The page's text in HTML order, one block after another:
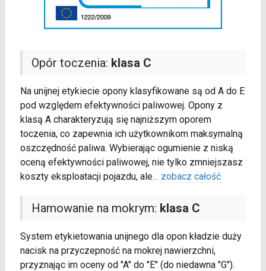
Opór toczenia: klasa C
Na unijnej etykiecie opony klasyfikowane są od A do E
pod względem efektywności paliwowej. Opony z
klasą A charakteryzują się najniższym oporem
toczenia, co zapewnia ich użytkownikom maksymalną
oszczędność paliwa. Wybierając ogumienie z niską
oceną efektywności paliwowej, nie tylko zmniejszasz
koszty eksploatacji pojazdu, ale... zobacz całość
Hamowanie na mokrym: klasa C
System etykietowania unijnego dla opon kładzie duży
nacisk na przyczepność na mokrej nawierzchni,
przyznając im oceny od "A" do "E" (do niedawna "G").